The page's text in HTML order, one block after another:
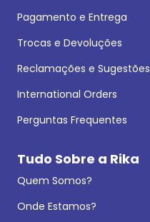
Pagamento e Entrega
Trocas e Devoluções
Reclamações e Sugestões
International Orders
Perguntas Frequentes
Tudo Sobre a Rika
Quem Somos?
Onde Estamos?